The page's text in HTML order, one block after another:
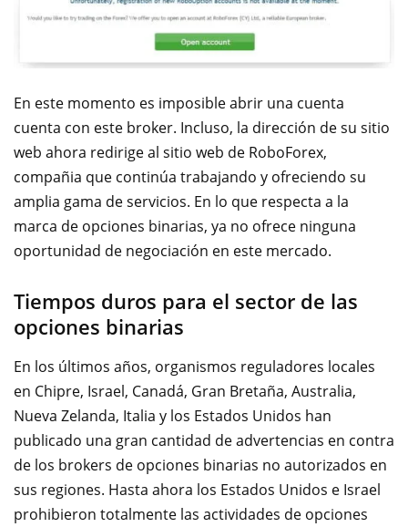
En este momento es imposible abrir una cuenta
cuenta con este broker. Incluso, la dirección de su sitio
web ahora redirige al sitio web de RoboForex,
compañia que continúa trabajando y ofreciendo su
amplia gama de servicios. En lo que respecta a la
marca de opciones binarias, ya no ofrece ninguna
oportunidad de negociación en este mercado.
Tiempos duros para el sector de las
opciones binarias
En los últimos años, organismos reguladores locales
en Chipre, Israel, Canadá, Gran Bretaña, Australia,
Nueva Zelanda, Italia y los Estados Unidos han
publicado una gran cantidad de advertencias en contra
de los brokers de opciones binarias no autorizados en
sus regiones. Hasta ahora los Estados Unidos e Israel
prohibieron totalmente las actividades de opciones